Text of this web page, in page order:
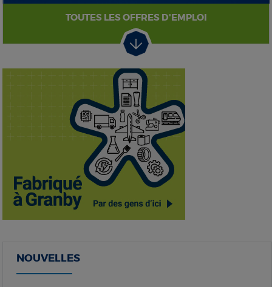
TOUTES LES OFFRES D'EMPLOI
NOUVELLES